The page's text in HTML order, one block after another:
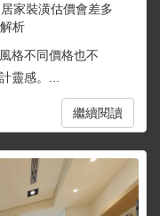
居家裝潢估價會差多
析
格不同價格也不
靈感。...
繼續閱讀